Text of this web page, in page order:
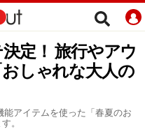
定！ 旅行やアウ
しゃれな大人の
アイテムを使った「春夏のお
。